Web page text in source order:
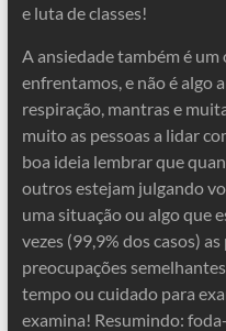
e luta de classes!
A ansiedade também é
enfrentamos, e não é algo
respiração, mantras e
muito as pessoas a lidar
boa ideia lembrar que
outros estejam julgando
uma situação ou algo que
vezes (99,9% dos casos)
preocupações
tempo ou cuidado para
examina! Resumindo: